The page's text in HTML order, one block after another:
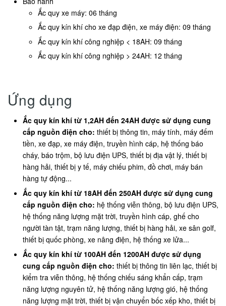
Ắc quy xe máy: 06 tháng
Ắc quy kín khí cho xe đạp điện, xe máy điện: 09 tháng
Ắc quy kín khí công nghiệp < 18AH: 09 tháng
Ắc quy kín khí công nghiệp > 24AH: 12 tháng
Ứng dụng
Ắc quy kín khí từ 1,2AH đến 24AH được sử dụng cung
cấp nguồn điện cho: thiết bị thông tin, máy tính, máy đếm
tiền, xe đạp, xe máy điện, truyền hình cáp, hệ thống báo
cháy, báo trộm, bộ lưu điện UPS, thiết bị địa vật lý, thiết bị
hàng hải, thiết bị y tế, máy chiếu phim, đồ chơi, máy bán
hàng tự động...
Ắc quy kín khí từ 18AH đến 250AH được sử dụng cung
cấp nguồn điện cho: hệ thống viễn thông, bộ lưu điện UPS,
hệ thống năng lượng mặt trời, truyền hình cáp, ghế cho
người tàn tật, trạm năng lượng, thiết bị hàng hải, xe sân golf,
thiết bị quốc phòng, xe nâng điện, hệ thống xe lửa...
Ắc quy kín khí từ 100AH đến 1200AH được sử dụng
cung cấp nguồn điện cho: thiết bị thông tin liên lạc, thiết bị
kiểm tra viễn thông, hệ thống chiếu sáng khẩn cấp, trạm
năng lượng nguyên tử, hệ thống năng lượng gió, hệ thống
năng lượng mặt trời, thiết bị vận chuyển bốc xếp kho, thiết bị